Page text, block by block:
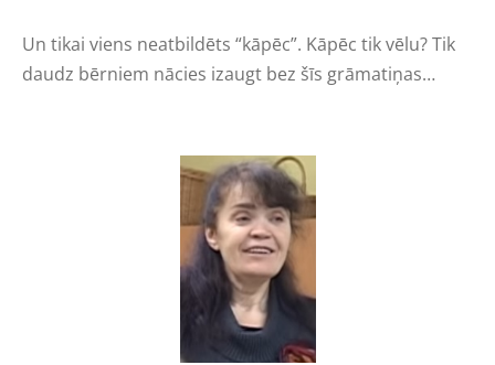
Un tikai viens neatbildēts “kāpēc”. Kāpēc tik vēlu? Tik
daudz bērniem nācies izaugt bez šīs grāmatiņas…